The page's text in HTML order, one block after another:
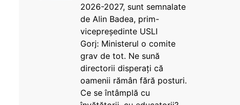
2026-2027, sunt semnalate
de Alin Badea, prim-
vicepreședinte USLI
Gorj: Ministerul o comite
grav de tot. Ne sună
directorii disperați că
oamenii rămân fără posturi.
Ce se întâmplă cu